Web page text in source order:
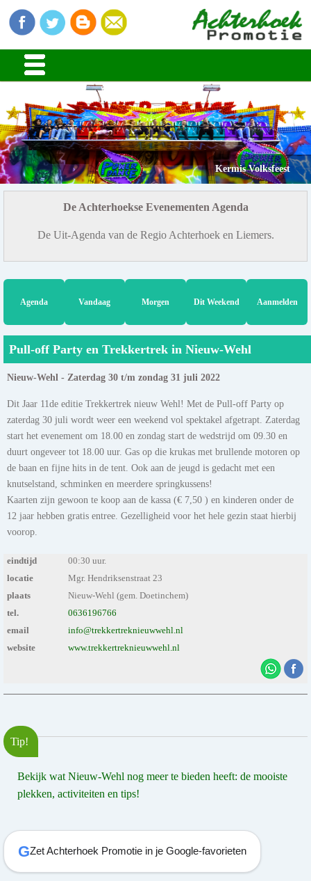
Kermis Volksfeest
De Achterhoekse Evenementen Agenda
De Uit-Agenda van de Regio Achterhoek en Liemers.
Agenda Vandaag Morgen Dit Weekend Aanmelden
Pull-off Party en Trekkertrek in Nieuw-Wehl
Nieuw-Wehl - Zaterdag 30 t/m zondag 31 juli 2022
Dit Jaar 11de editie Trekkertrek nieuw Wehl! Met de Pull-off Party op
zaterdag 30 juli wordt weer een weekend vol spektakel afgetrapt. Zaterdag
start het evenement om 18.00 en zondag start de wedstrijd om 09.30 en
duurt ongeveer tot 18.00 uur. Gas op die krukas met brullende motoren op
de baan en fijne hits in de tent. Ook aan de jeugd is gedacht met een
knutselstand, schminken en meerdere springkussens!
Kaarten zijn gewoon te koop aan de kassa (€ 7,50 ) en kinderen onder de
12 jaar hebben gratis entree. Gezelligheid voor het hele gezin staat hierbij
voorop.
eindtijd
00:30 uur.
locatie
Mgr. Hendriksenstraat 23
plaats
Nieuw-Wehl (gem. Doetinchem)
tel.
0636196766
email
info@trekkertreknieuwwehl.nl
website
www.trekkertreknieuwwehl.nl
Tip!
Bekijk wat Nieuw-Wehl nog meer te bieden heeft: de mooiste
plekken, activiteiten en tips!
GZet Achterhoek Promotie in je Google-favorieten